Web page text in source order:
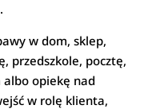
w dom, sklep,
przedszkole, pocztę,
opiekę nad
w rolę klienta,